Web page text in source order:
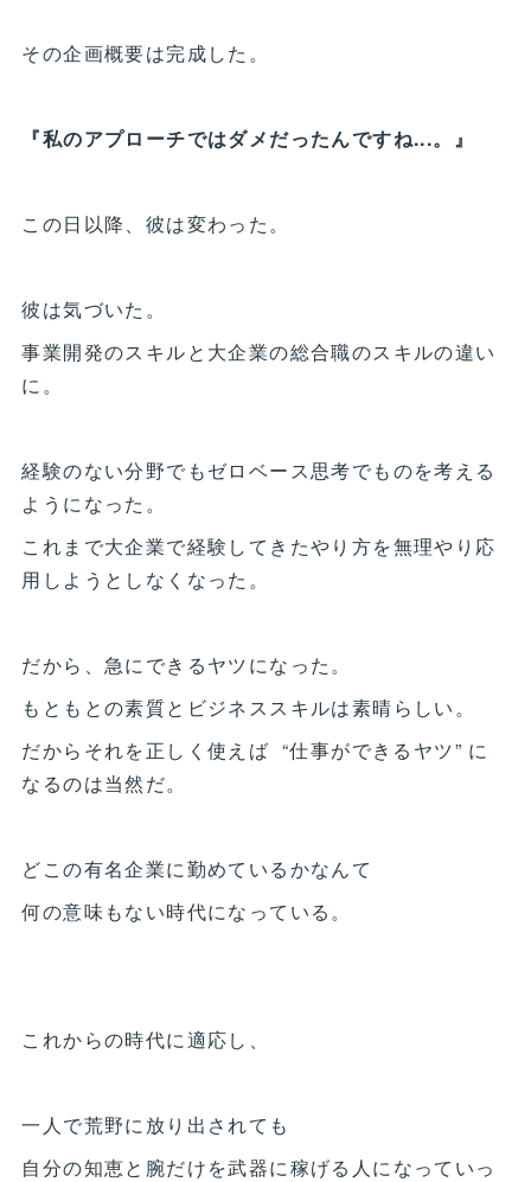
その企画概要は完成した。
『私のアプローチではダメだったんですね...。』
この日以降、彼は変わった。
彼は気づいた。
事業開発のスキルと大企業の総合職のスキルの違い
に。
経験のない分野でもゼロベース思考でものを考える
ようになった。
これまで大企業で経験してきたやり方を無理やり応
用しようとしなくなった。
だから、急にできるヤツになった。
もともとの素質とビジネススキルは素晴らしい。
だからそれを正しく使えば “仕事ができるヤツ” に
なるのは当然だ。
どこの有名企業に勤めているかなんて
何の意味もない時代になっている。
これからの時代に適応し、
一人で荒野に放り出されても
自分の知恵と腕だけを武器に稼げる人になっていっ